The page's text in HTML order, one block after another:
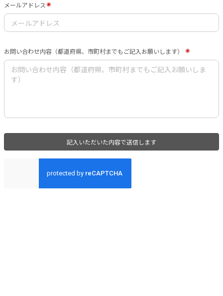
メールアドレス
お問い合わせ内容（都道府県、市町村までもご記入お願いします）
記入いただいた内容で送信します